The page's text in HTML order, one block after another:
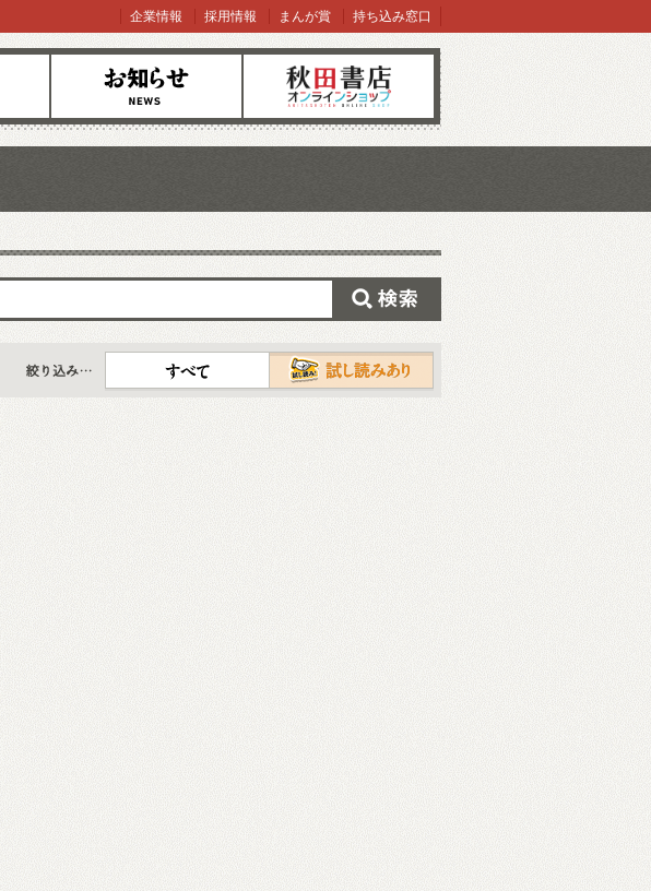
お知らせ オンラインショップ
企業情報 採用情報 まんが賞 持ち込み窓口
すべて